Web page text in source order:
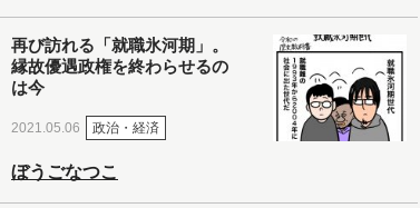
再び訪れる「就職氷河期」。
縁故優遇政権を終わらせるの
は今
2021.05.06 政治・経済
ぼうごなつこ